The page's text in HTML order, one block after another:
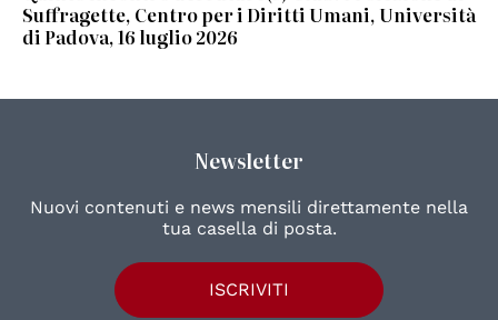
Suffragette, Centro per i Diritti Umani, Università
di Padova, 16 luglio 2026
Newsletter
Nuovi contenuti e news mensili direttamente nella
tua casella di posta.
ISCRIVITI